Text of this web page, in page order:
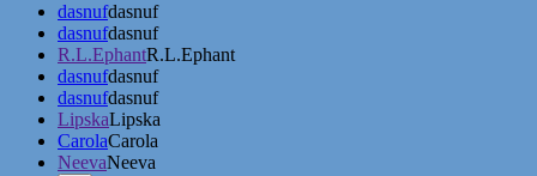
dasnufdasnuf
dasnufdasnuf
R.L.EphantR.L.Ephant
dasnufdasnuf
dasnufdasnuf
LipskaLipska
CarolaCarola
NeevaNeeva